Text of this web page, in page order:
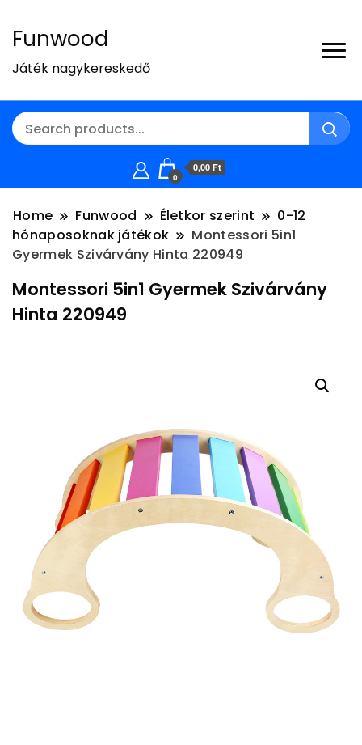
Funwood
Játék nagykereskedő
0
0,00 Ft
Home Funwood Életkor szerint
0-12
hónaposoknak játékok
Montessori 5in1
Gyermek Szivárvány Hinta 220949
Montessori 5in1 Gyermek Szivárvány
Hinta 220949